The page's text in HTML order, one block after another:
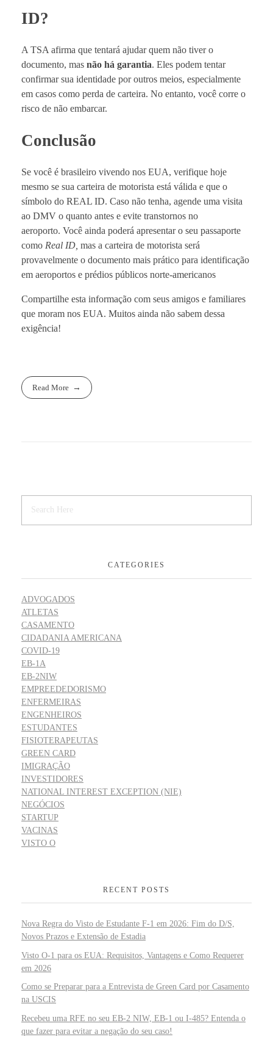
ID?
A TSA afirma que tentará ajudar quem não tiver o
documento, mas não há garantia. Eles podem tentar
confirmar sua identidade por outros meios, especialmente
em casos como perda de carteira. No entanto, você corre o
risco de não embarcar.
Conclusão
Se você é brasileiro vivendo nos EUA, verifique hoje
mesmo se sua carteira de motorista está válida e que o
símbolo do REAL ID. Caso não tenha, agende uma visita
ao DMV o quanto antes e evite transtornos no
aeroporto. Você ainda poderá apresentar o seu passaporte
como Real ID, mas a carteira de motorista será
provavelmente o documento mais prático para identificação
em aeroportos e prédios públicos norte-americanos
Compartilhe esta informação com seus amigos e familiares
que moram nos EUA. Muitos ainda não sabem dessa
exigência!
Read More
CATEGORIES
ADVOGADOS
ATLETAS
CASAMENTO
CIDADANIA AMERICANA
COVID-19
EB-1A
EB-2NIW
EMPREEDEDORISMO
ENFERMEIRAS
ENGENHEIROS
ESTUDANTES
FISIOTERAPEUTAS
GREEN CARD
IMIGRAÇÃO
INVESTIDORES
NATIONAL INTEREST EXCEPTION (NIE)
NEGÓCIOS
STARTUP
VACINAS
VISTO O
RECENT POSTS
Nova Regra do Visto de Estudante F-1 em 2026: Fim do D/S,
Novos Prazos e Extensão de Estadia
Visto O-1 para os EUA: Requisitos, Vantagens e Como Requerer
em 2026
Como se Preparar para a Entrevista de Green Card por Casamento
na USCIS
Recebeu uma RFE no seu EB-2 NIW, EB-1 ou I-485? Entenda o
que fazer para evitar a negação do seu caso!